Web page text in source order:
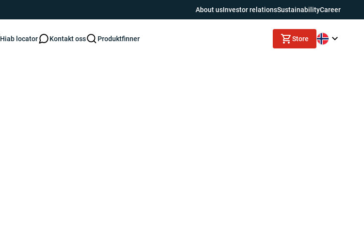
About usInvestor relationsSustainabilityCareer
Hiab locator Kontakt oss Produktfinner Store